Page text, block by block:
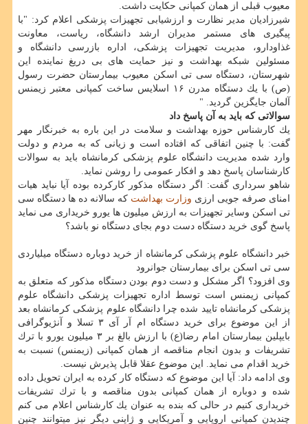
معیوب قبلی از همان كمپانی حكایت داشت.
شیرزادیان مدیر نظارت و ارزشیابی تجهیزات پزشكی اعلام كرد: "با
پیگیری های مستمر مدیران ارشد دانشگاه، ریاست، معاونت
غذاودارو، مدیریت تجهیزات پزشكی، اداره بازرسی دانشگاه و
مسئولین شبكه بهداشت و نیز حمایت های بی دریغ نماینده این
شهرستان، دستگاه سی تی اسكن معیوب بیمارستان حضرت رسول
(ص) با یك دستگاه مدرن ۱۶ اسلایس ساخت كمپانی معتبر زیمنس
آلمان جایگزین گردید. "
سوالاتی كه باید به آن پاسخ داد
یك كارشناس حوزه بهداشت و سلامت در این باره به خبرنگار مهر
گفت: با چنین اتفاقی كه افتاده است و زیانی كه به مردم و دولت
وارد شده مدیریت دانشگاه علوم پزشكی كرمانشاه باید به سوالات
كارشناسان پاسخ دهد و افكار عمومی را روشن نماید.
شاهو سرداری گفت: اگر دستگاه مذكور كاركرده بوده آیا نباید هیات
امنای صرفه جویی ارزی وزارت بهداشت كه سالانه ده ها دستگاه سی
تی اسكن وسایر تجهیزات به ارزش میلیون ها یورو خریداری می نماید
پاسخ گوی خرید دستگاه دست دوم بجای دستگاه نو باشد؟
خبر دانشگاه علوم پزشكی كرمانشاه از خرید دوباره دستگاه میلیاردی
سی تی اسكن برای بیمارستان جوانرود
وی افزود؟ اگر مشكل و دست دوم بودن دستگاه مذكور كه متعلق به
كمپانی زیمنس است توسط اداره تجهیزات پزشكی دانشگاه علوم
پزشكی كرمانشاه تایید شده چرا دانشگاه علوم پزشكی كرمانشاه بعد
از این موضوع برای خرید دستگاه ام آر آی ۳ تسلا و آنژیوگرافی
بایپلین بیمارستان امام رضا(ع) با ارزش بالغ بر ۳ میلیون یورو با ترك
تشریفات و بدون انجام مناقصه از همان كمپانی (زیمنس) نسبت به
خرید اقدام می نماید. این موضوع عقلا قابل پذیرش نیست.
وی ادامه داد: آیا این موضوع كه دستگاه كار كرده به ایران تحویل داده
شده و دوباره از همان كمپانی بدون مناقصه و با ترك تشریفات
خریداری كنیم در حالی كه بنده به عنوان یك كارشناس اعلام می كنم
چندیدن كمپانی اروپایی و آمریكایی و ژاپنی دیگر نیز میتوانند چنین